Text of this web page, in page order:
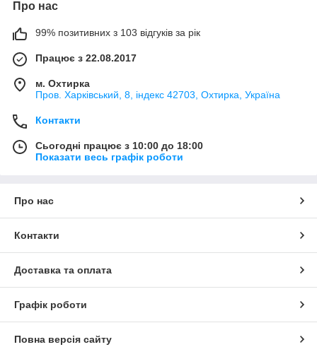
Про нас
99% позитивних з 103 відгуків за рік
Працює з 22.08.2017
м. Охтирка
Пров. Харківський, 8, індекс 42703, Охтирка, Україна
Контакти
Сьогодні працює з 10:00 до 18:00
Показати весь графік роботи
Про нас
Контакти
Доставка та оплата
Графік роботи
Повна версія сайту